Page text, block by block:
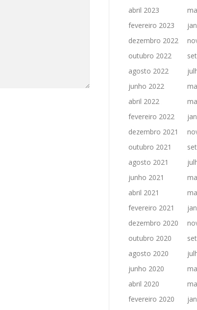
abril 2023
fevereiro 2023
dezembro 2022
outubro 2022
agosto 2022
junho 2022
abril 2022
fevereiro 2022
dezembro 2021
outubro 2021
agosto 2021
junho 2021
abril 2021
fevereiro 2021
dezembro 2020
outubro 2020
agosto 2020
junho 2020
abril 2020
fevereiro 2020